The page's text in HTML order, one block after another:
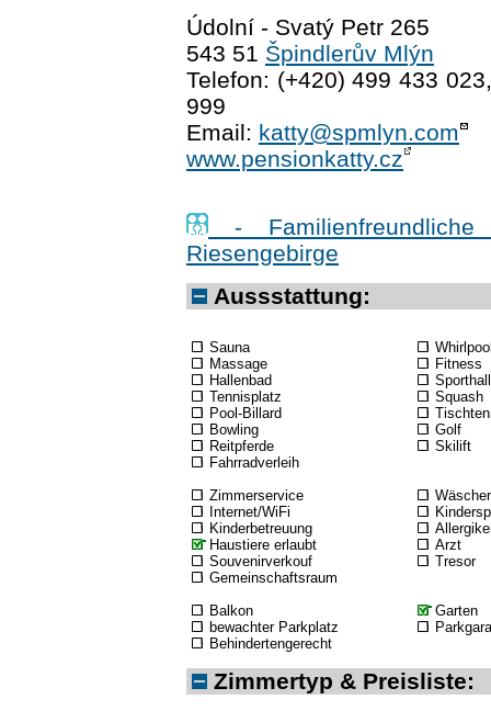
Údolní - Svatý Petr 265
543 51 Špindlerův Mlýn
Telefon: (+420) 499 433
999
Email: katty@spmlyn.com
www.pensionkatty.cz
-
Riesengebirge
Aussstattung:
Sauna
Massage
Fitness
Hallenbad
Tennisplatz
Squash
Pool-Billard
Bowling
Golf
Reitpferde
Skilift
Fahrradverleih
Zimmerservice
Internet/WiFi
Kinderbetreuung
Haustiere erlaubt
Arzt
Souvenirverkouf
Tresor
Gemeinschaftsraum
Balkon
Garten
bewachter Parkplatz
Behindertengerecht
Zimmertyp & Preisliste: